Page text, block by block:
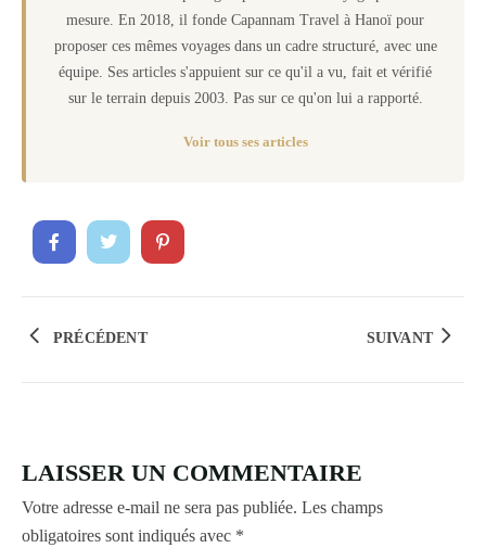
mesure. En 2018, il fonde Capannam Travel à Hanoï pour
proposer ces mêmes voyages dans un cadre structuré, avec une
équipe. Ses articles s'appuient sur ce qu'il a vu, fait et vérifié
sur le terrain depuis 2003. Pas sur ce qu'on lui a rapporté.
Voir tous ses articles
PRÉCÉDENT SUIVANT
LAISSER UN COMMENTAIRE
Votre adresse e-mail ne sera pas publiée. Les champs
obligatoires sont indiqués avec *